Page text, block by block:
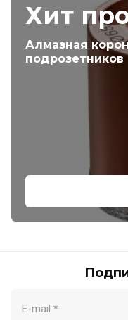
Хит
Алмазная
подрозетников